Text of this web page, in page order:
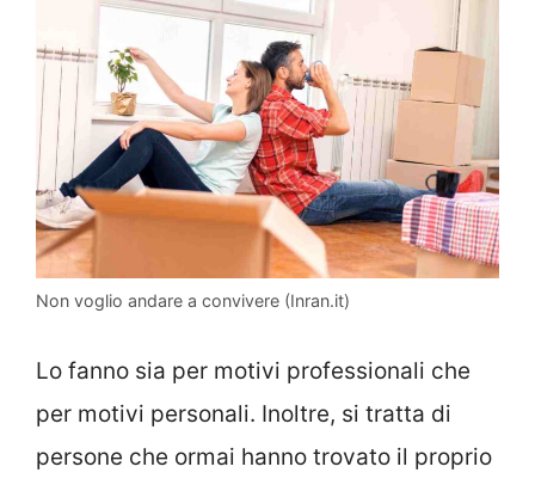
Non voglio andare a convivere (Inran.it)
Lo fanno sia per motivi professionali che
per motivi personali. Inoltre, si tratta di
persone che ormai hanno trovato il proprio